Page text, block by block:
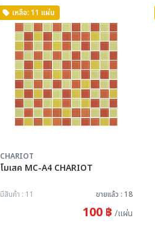
เหลือ: 11 แผ่น
CHARIOT
โมเสค MC-A4 CHARIOT
มีสินค้า : 11 ขายแล้ว : 18
100 ฿ /แผ่น